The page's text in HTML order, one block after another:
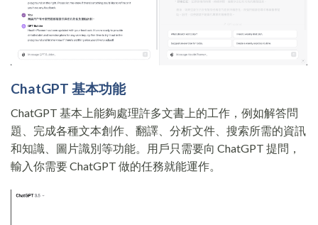
ChatGPT 基本功能
ChatGPT 基本上能夠處理許多文書上的工作，例如解答問
題、完成各種文本創作、翻譯、分析文件、搜索所需的資訊
和知識、圖片識別等功能。用戶只需要向 ChatGPT 提問，
輸入你需要 ChatGPT 做的任務就能運作。